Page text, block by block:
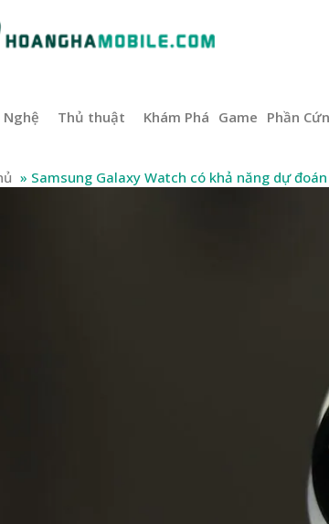
Nghệ Thủ thuật Khám Phá Game Phần
» Samsung Galaxy Watch có khả năng dự